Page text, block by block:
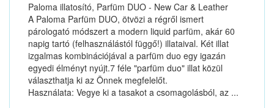
Paloma illatosító, Parfüm DUO - New Car & Leather
A Paloma Parfüm DUO, ötvözi a régről ismert
párologató módszert a modern liquid parfüm, akár 60
napig tartó (felhasználástól függő!) illataival. Két illat
izgalmas kombinációjával a parfüm duo egy igazán
egyedi élményt nyújt.7 féle "parfüm duo" illat közül
választhatja ki az Önnek megfelelőt.
Használata: Vegye ki a tasakot a csomagolásból, az ...